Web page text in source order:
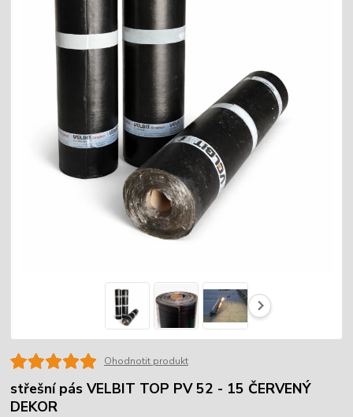
Ohodnotit produkt
střešní pás VELBIT TOP PV 52 - 15 ČERVENÝ
DEKOR